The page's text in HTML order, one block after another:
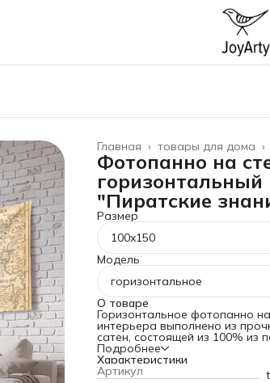
товары для дома ›
Главная ›
Фотопанно на
горизонтальный
"Пиратские
Размер
100x150
Модель
горизонтальное
О товаре
Горизонтальное фотопанно
интерьера выполнено из
сатен, состоящей из 100% из
материала 175 гр/кв.м, что
долговечность. Баннер можно
градусов (деликатный режим).
Подробнее
Характеристики
Артикул